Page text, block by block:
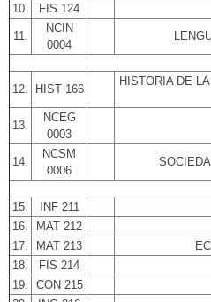
10.
FIS 124
11.
NCIN
0004
12. HIST 166
HISTORIA DE
13.
NCEG
0003
14.
NCSM
0006
15. INF 211
16.
MAT 212
17.
MAT 213
18.
FIS 214
19.
CON 215